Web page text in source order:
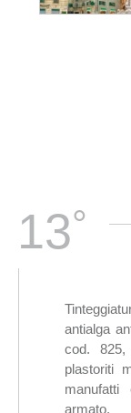
13°
antialga
cod.
plastoriti
armato.